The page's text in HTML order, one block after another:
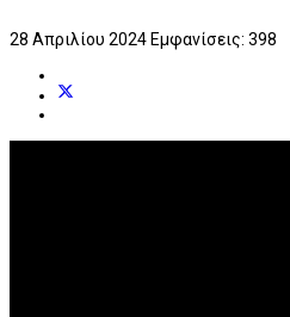
28 Απριλίου 2024 Εμφανίσεις: 398